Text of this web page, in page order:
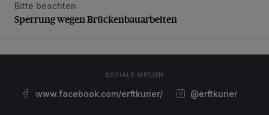
Sperrung wegen Brückenbauarbeiten
Bitte beachten
Sperrung wegen Brückenbauarbeiten
SOZIALE MEDIEN
www.facebook.com/erftkurier/ @erftkurier